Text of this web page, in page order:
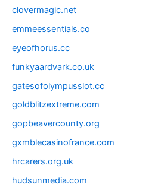
clovermagic.net
emmeessentials.co
eyeofhorus.cc
funkyaardvark.co.uk
gatesofolympusslot.cc
goldblitzextreme.com
gopbeavercounty.org
gxmblecasinofrance.com
hrcarers.org.uk
hudsunmedia.com